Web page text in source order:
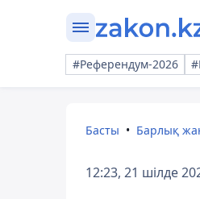
#Референдум-2026
Басты Барлық
12:23, 21 шілде